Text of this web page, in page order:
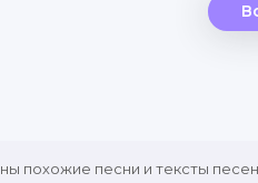
похожие песни и тексты